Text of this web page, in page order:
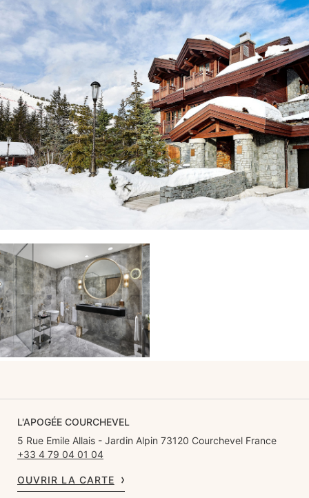
L'APOGÉE COURCHEVEL
5 Rue Emile Allais - Jardin Alpin 73120 Courchevel France
+33 4 79 04 01 04
OUVRIR LA CARTE